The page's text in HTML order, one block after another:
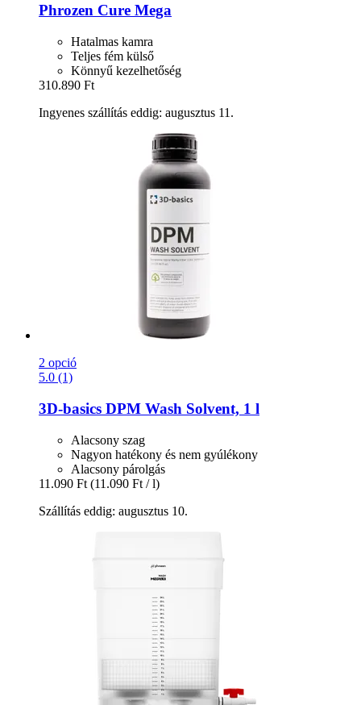
Phrozen Cure Mega
Hatalmas kamra
Teljes fém külső
Könnyű kezelhetőség
310.890 Ft
Ingyenes szállítás eddig: augusztus 11.
2 opció
5.0 (1)
3D-basics DPM Wash Solvent, 1 l
Alacsony szag
Nagyon hatékony és nem gyúlékony
Alacsony párolgás
11.090 Ft (11.090 Ft / l)
Szállítás eddig: augusztus 10.